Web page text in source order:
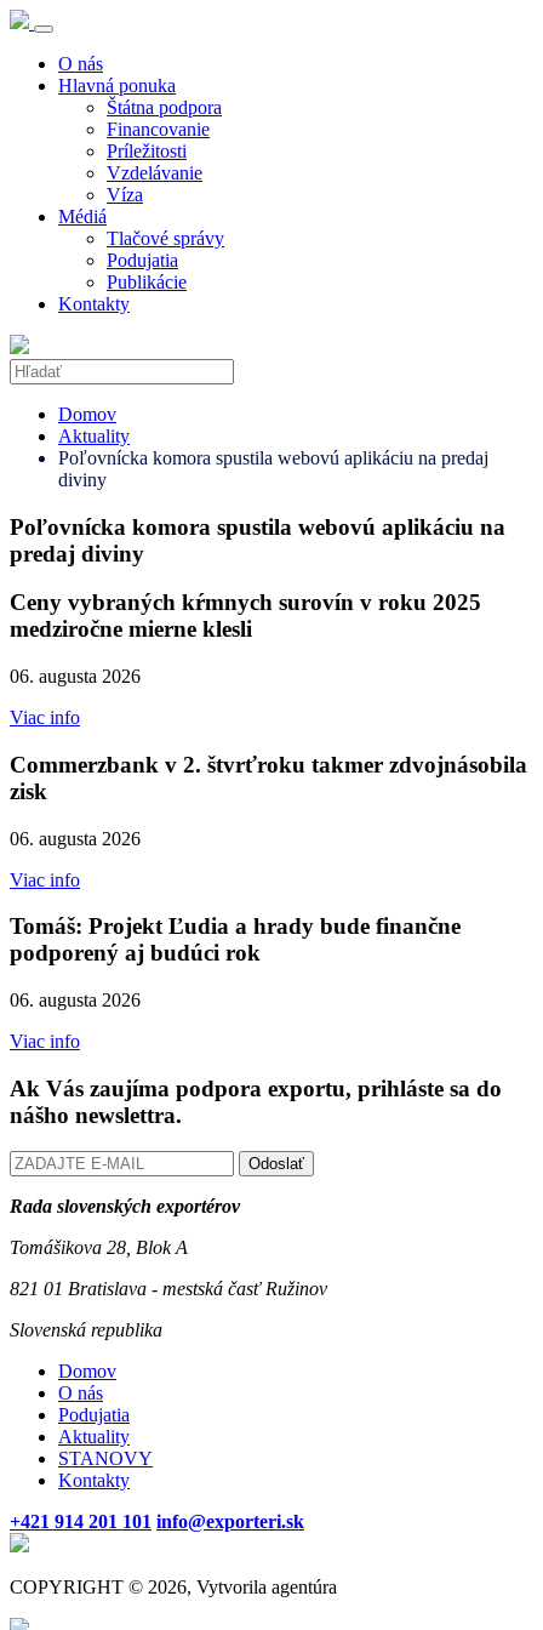
O nás
Hlavná ponuka
Štátna podpora
Financovanie
Príležitosti
Vzdelávanie
Víza
Médiá
Tlačové správy
Podujatia
Publikácie
Kontakty
Domov
Aktuality
Poľovnícka komora spustila webovú aplikáciu na predaj
diviny
Poľovnícka komora spustila webovú aplikáciu na
predaj diviny
Ceny vybraných kŕmnych surovín v roku 2025
medziročne mierne klesli
06. augusta 2026
Viac info
Commerzbank v 2. štvrťroku takmer zdvojnásobila
zisk
06. augusta 2026
Viac info
Tomáš: Projekt Ľudia a hrady bude finančne
podporený aj budúci rok
06. augusta 2026
Viac info
Ak Vás zaujíma podpora exportu, prihláste sa do
nášho newslettra.
Odoslať
Rada slovenských exportérov
Tomášikova 28, Blok A
821 01 Bratislava - mestská časť Ružinov
Slovenská republika
Domov
O nás
Podujatia
Aktuality
STANOVY
Kontakty
+421 914 201 101 info@exporteri.sk
COPYRIGHT © 2026, Vytvorila agentúra